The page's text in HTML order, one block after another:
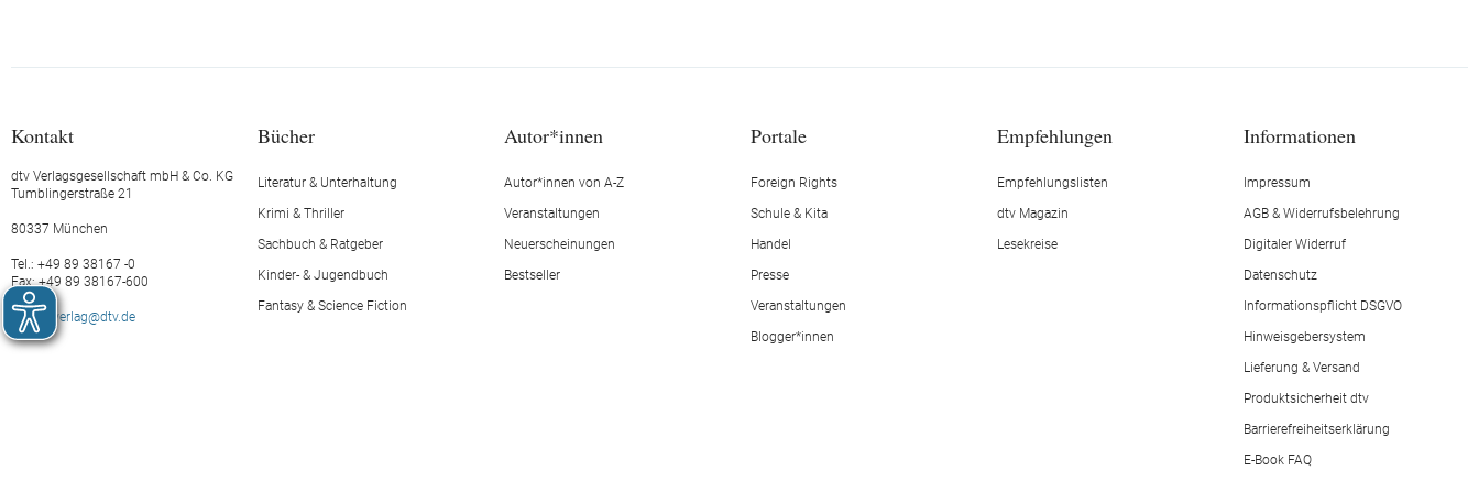
Kontakt
dtv Verlagsgesellschaft mbH & Co. KG
Tumblingerstraße 21
80337 München
Tel.: +49 89 38167 -0
Fax: +49 89 38167-600
E-Mail: verlag@dtv.de
Bücher
Literatur & Unterhaltung
Krimi & Thriller
Sachbuch & Ratgeber
Kinder- & Jugendbuch
Fantasy & Science Fiction
Autor*innen
Autor*innen von A-Z
Veranstaltungen
Neuerscheinungen
Bestseller
Portale
Foreign Rights
Schule & Kita
Handel
Presse
Veranstaltungen
Blogger*innen
Empfehlungen
Empfehlungslisten
dtv Magazin
Lesekreise
Informationen
Impressum
AGB & Widerrufsbelehrung
Digitaler Widerruf
Datenschutz
Informationspflicht DSGVO
Hinweisgebersystem
Lieferung & Versand
Produktsicherheit dtv
Barrierefreiheitserklärung
E-Book FAQ